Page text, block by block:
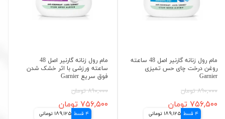
مام رول زنانه گارنیر اصل 48 ساعته
روغن درخت چای حس تمیزی
Garnier
۸۹۰,۰۰۰ تومان
۷۵۶,۵۰۰ تومان
4 قسط 189,125 تومانی
مام رول زنانه گارنیر اصل 48
ساعته ورزشی با اثر خشک شدن
فوق سریع Garnier
۸۹۰,۰۰۰ تومان
۷۵۶,۵۰۰ تومان
4 قسط 189,125 تومانی